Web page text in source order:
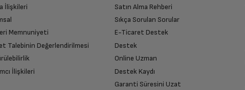
Quad-core ARM Cortex-A53
Onaylansın
kontrolleri sağladıktan sonra İade süreciniz tamamlanacaktır.
İlişkileri
Memnuniyeti
Talebinin Değerlendirilmesi
İlişkileri
Satın Alma Rehberi
Sıkça Sorulan Sorular
E-Ticaret Destek
Destek
Online Uzman
Destek Kaydı
Garanti Süresini Uzat